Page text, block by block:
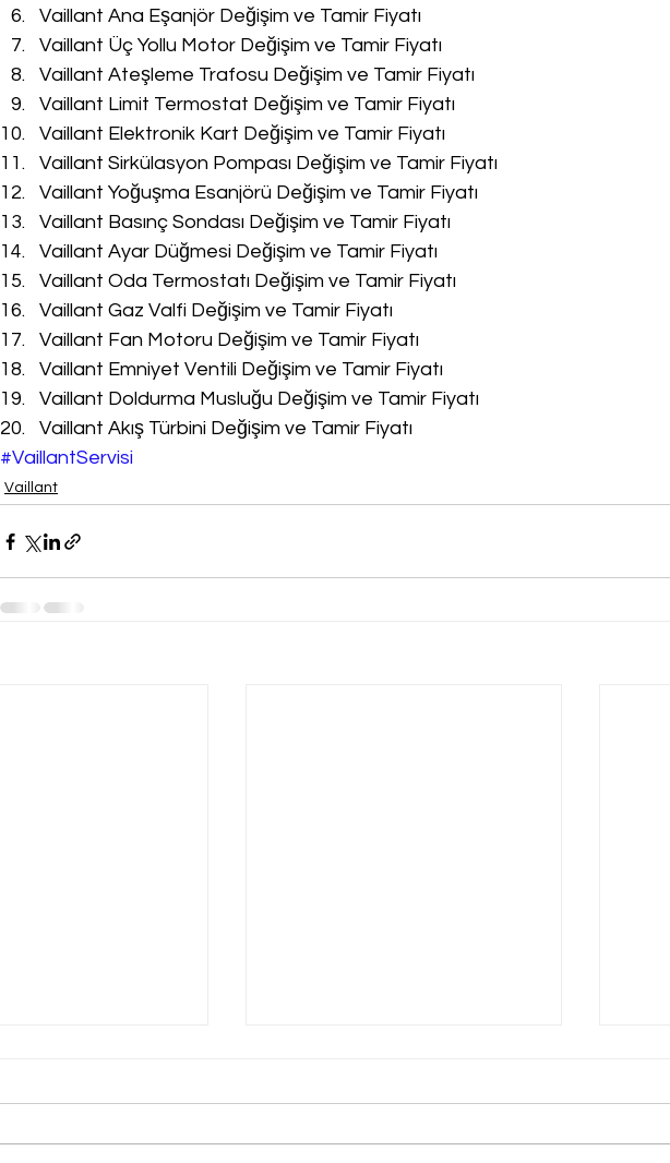
Vaillant Ana Eşanjör Değişim ve Tamir Fiyatı
Vaillant Üç Yollu Motor Değişim ve Tamir Fiyatı
Vaillant Ateşleme Trafosu Değişim ve Tamir Fiyatı
Vaillant Limit Termostat Değişim ve Tamir Fiyatı
Vaillant Elektronik Kart Değişim ve Tamir Fiyatı
Vaillant Sirkülasyon Pompası Değişim ve Tamir Fiyatı
Vaillant Yoğuşma Esanjörü Değişim ve Tamir Fiyatı
Vaillant Basınç Sondası Değişim ve Tamir Fiyatı
Vaillant Ayar Düğmesi Değişim ve Tamir Fiyatı
Vaillant Oda Termostatı Değişim ve Tamir Fiyatı
Vaillant Gaz Valfi Değişim ve Tamir Fiyatı
Vaillant Fan Motoru Değişim ve Tamir Fiyatı
Vaillant Emniyet Ventili Değişim ve Tamir Fiyatı
Vaillant Doldurma Musluğu Değişim ve Tamir Fiyatı
Vaillant Akış Türbini Değişim ve Tamir Fiyatı
#VaillantServisi
Vaillant